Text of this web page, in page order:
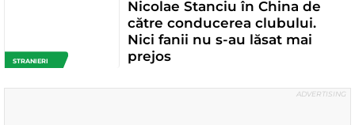
STRANIERI
Nicolae Stanciu în China de
către conducerea clubului.
Nici fanii nu s-au lăsat mai
prejos